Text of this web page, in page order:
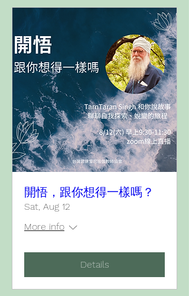
開悟，跟你想得一樣嗎？
Sat, Aug 12
More info
Details